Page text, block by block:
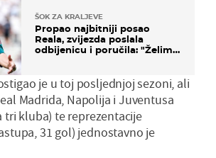
ŠOK ZA KRALJEVE
Propao najbitniji posao
Reala, zvijezda poslala
odbijenicu i poručila: "Želim
je u toj posljednjoj sezoni, ali
Madrida, Napolija i Juventusa
tri kluba) te reprezentacije
31 gol) jednostavno je